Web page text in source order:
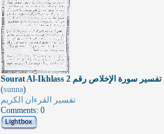
Sourat Al-Ikhlass تفسير سورة الإخلاص رقم 2
(sunna)
تفسير القرءان الكريم
Comments: 0